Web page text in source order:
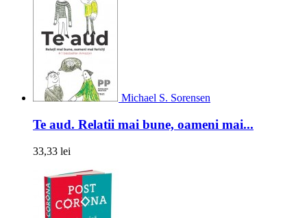
Michael S. Sorensen
Te aud. Relatii mai bune, oameni mai...
33,33 lei